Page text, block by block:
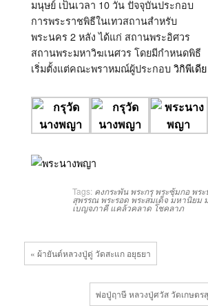
มนุษย์ เป็นเวลา 10 วัน ปัจจุบันประกอบ
การพระราชพิธีในเทวสถานสำหรับ
พระนคร2หลัง ได้แก่ สถานพระอิศวร
สถานพระมหาวิฆเนศวร โดยมีกำหนดพิธี
เริ่มตั้งแต่คณะพราหมณ์ผู้ประกอบวิกิพีเดีย
Tags: คงกระพัน พระกรุ พระซุ้มกอ พร
สุพรรณ พระรอด พระสมเด็จ มหานิยม
เบญจภาคี แคล้วคลาด โชคลาภ
« ผ้ายันต์หลวงปู่ดู่ วัดสะแก อยุธยา
พ่อปู่ฤาษี หลวงปู่ศวัส วัดเกษตร